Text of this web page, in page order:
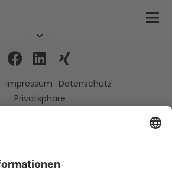
Impressum Datenschutz
Privatsphäre